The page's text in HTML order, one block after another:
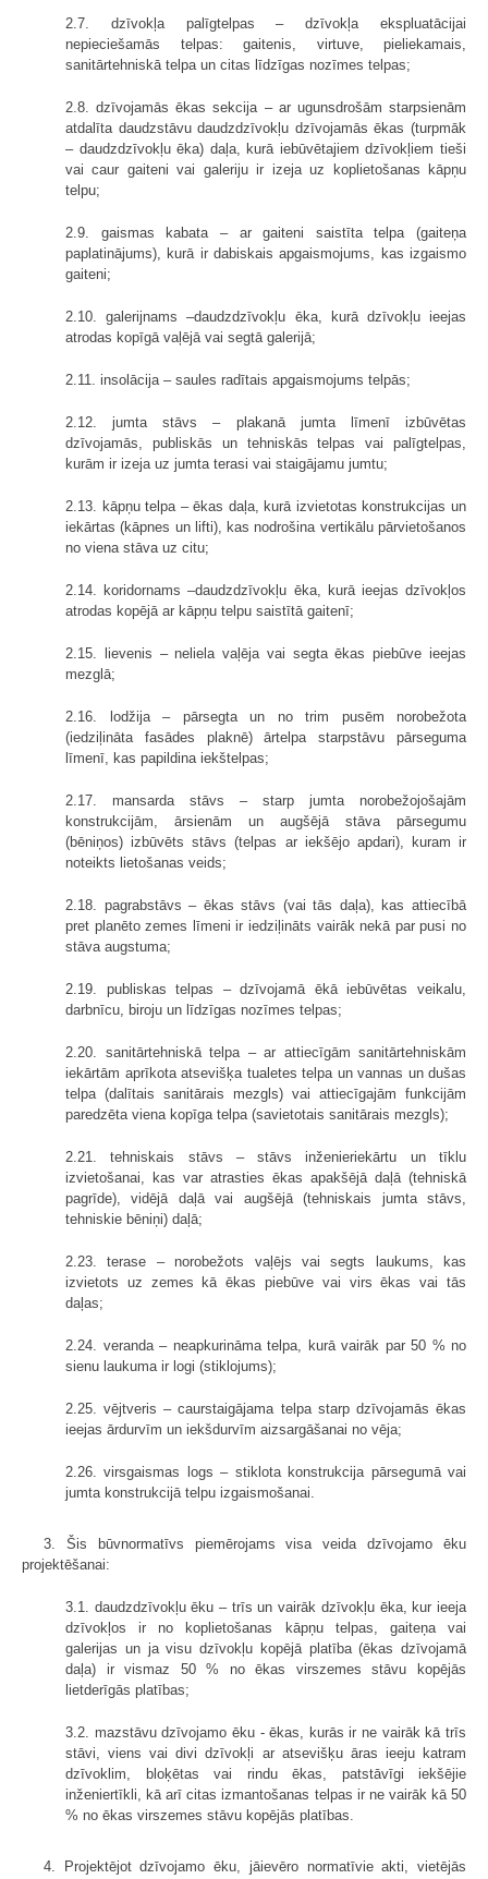
2.7. dzīvokļa palīgtelpas – dzīvokļa ekspluatācijai
nepieciešamās telpas: gaitenis, virtuve, pieliekamais,
sanitārtehniskā telpa un citas līdzīgas nozīmes telpas;
2.8. dzīvojamās ēkas sekcija – ar ugunsdrošām starpsienām
atdalīta daudzstāvu daudzdzīvokļu dzīvojamās ēkas (turpmāk
– daudzdzīvokļu ēka) daļa, kurā iebūvētajiem dzīvokļiem tieši
vai caur gaiteni vai galeriju ir izeja uz koplietošanas kāpņu
telpu;
2.9. gaismas kabata – ar gaiteni saistīta telpa (gaiteņa
paplatinājums), kurā ir dabiskais apgaismojums, kas izgaismo
gaiteni;
2.10. galerijnams –daudzdzīvokļu ēka, kurā dzīvokļu ieejas
atrodas kopīgā vaļējā vai segtā galerijā;
2.11. insolācija – saules radītais apgaismojums telpās;
2.12. jumta stāvs – plakanā jumta līmenī izbūvētas
dzīvojamās, publiskās un tehniskās telpas vai palīgtelpas,
kurām ir izeja uz jumta terasi vai staigājamu jumtu;
2.13. kāpņu telpa – ēkas daļa, kurā izvietotas konstrukcijas un
iekārtas (kāpnes un lifti), kas nodrošina vertikālu pārvietošanos
no viena stāva uz citu;
2.14. koridornams –daudzdzīvokļu ēka, kurā ieejas dzīvokļos
atrodas kopējā ar kāpņu telpu saistītā gaitenī;
2.15. lievenis – neliela vaļēja vai segta ēkas piebūve ieejas
mezglā;
2.16. lodžija – pārsegta un no trim pusēm norobežota
(iedziļināta fasādes plaknē) ārtelpa starpstāvu pārseguma
līmenī, kas papildina iekštelpas;
2.17. mansarda stāvs – starp jumta norobežojošajām
konstrukcijām, ārsienām un augšējā stāva pārsegumu
(bēniņos) izbūvēts stāvs (telpas ar iekšējo apdari), kuram ir
noteikts lietošanas veids;
2.18. pagrabstāvs – ēkas stāvs (vai tās daļa), kas attiecībā
pret planēto zemes līmeni ir iedziļināts vairāk nekā par pusi no
stāva augstuma;
2.19. publiskas telpas – dzīvojamā ēkā iebūvētas veikalu,
darbnīcu, biroju un līdzīgas nozīmes telpas;
2.20. sanitārtehniskā telpa – ar attiecīgām sanitārtehniskām
iekārtām aprīkota atsevišķa tualetes telpa un vannas un dušas
telpa (dalītais sanitārais mezgls) vai attiecīgajām funkcijām
paredzēta viena kopīga telpa (savietotais sanitārais mezgls);
2.21. tehniskais stāvs – stāvs inženieriekārtu un tīklu
izvietošanai, kas var atrasties ēkas apakšējā daļā (tehniskā
pagrīde), vidējā daļā vai augšējā (tehniskais jumta stāvs,
tehniskie bēniņi) daļā;
2.23. terase – norobežots vaļējs vai segts laukums, kas
izvietots uz zemes kā ēkas piebūve vai virs ēkas vai tās
daļas;
2.24. veranda – neapkurināma telpa, kurā vairāk par 50 % no
sienu laukuma ir logi (stiklojums);
2.25. vējtveris – caurstaigājama telpa starp dzīvojamās ēkas
ieejas ārdurvīm un iekšdurvīm aizsargāšanai no vēja;
2.26. virsgaismas logs – stiklota konstrukcija pārsegumā vai
jumta konstrukcijā telpu izgaismošanai.
3. Šis būvnormatīvs piemērojams visa veida dzīvojamo ēku
projektēšanai:
3.1. daudzdzīvokļu ēku – trīs un vairāk dzīvokļu ēka, kur ieeja
dzīvokļos ir no koplietošanas kāpņu telpas, gaiteņa vai
galerijas un ja visu dzīvokļu kopējā platība (ēkas dzīvojamā
daļa) ir vismaz 50 % no ēkas virszemes stāvu kopējās
lietderīgās platības;
3.2. mazstāvu dzīvojamo ēku - ēkas, kurās ir ne vairāk kā trīs
stāvi, viens vai divi dzīvokļi ar atsevišķu āras ieeju katram
dzīvoklim, bloķētas vai rindu ēkas, patstāvīgi iekšējie
inženiertīkli, kā arī citas izmantošanas telpas ir ne vairāk kā 50
% no ēkas virszemes stāvu kopējās platības.
4. Projektējot dzīvojamo ēku, jāievēro normatīvie akti, vietējās